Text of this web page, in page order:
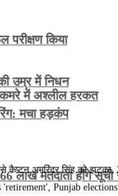
परीक्षण किया
में अश्लील हरकत
उम्र में निधन
मचा हड़कंप
लाख मतदाता होंगे सूची
Punjab